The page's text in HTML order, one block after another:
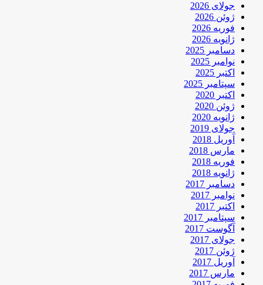
جولای 2026
ژوئن 2026
فوریه 2026
ژانویه 2026
دسامبر 2025
نوامبر 2025
اکتبر 2025
سپتامبر 2025
اکتبر 2020
ژوئن 2020
ژانویه 2020
جولای 2019
آوریل 2018
مارس 2018
فوریه 2018
ژانویه 2018
دسامبر 2017
نوامبر 2017
اکتبر 2017
سپتامبر 2017
آگوست 2017
جولای 2017
ژوئن 2017
آوریل 2017
مارس 2017